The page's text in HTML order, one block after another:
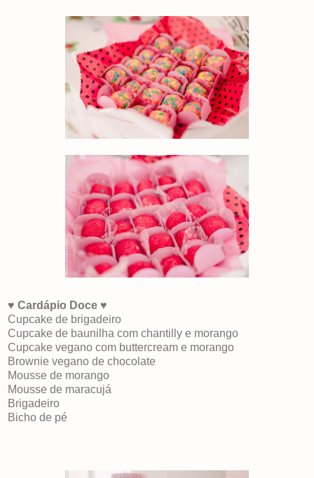
♥ Cardápio Doce ♥
Cupcake de brigadeiro
Cupcake de baunilha com chantilly e morango
Cupcake vegano com buttercream e morango
Brownie vegano de chocolate
Mousse de morango
Mousse de maracujá
Brigadeiro
Bicho de pé